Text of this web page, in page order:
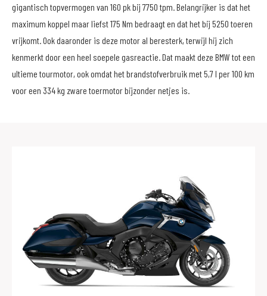
gigantisch topvermogen van 160 pk bij 7750 tpm. Belangrijker is dat het
maximum koppel maar liefst 175 Nm bedraagt en dat het bij 5250 toeren
vrijkomt. Ook daaronder is deze motor al beresterk, terwijl hij zich
kenmerkt door een heel soepele gasreactie. Dat maakt deze BMW tot een
ultieme tourmotor, ook omdat het brandstofverbruik met 5,7 l per 100 km
voor een 334 kg zware toermotor bijzonder netjes is.